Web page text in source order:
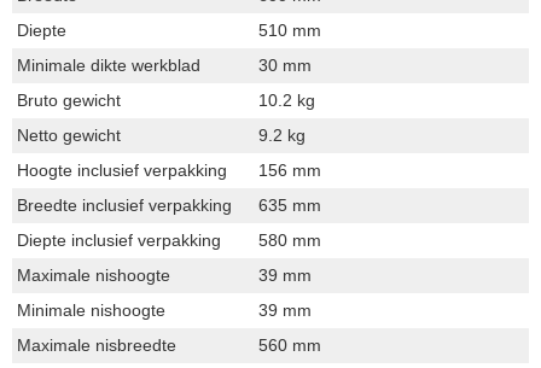
Diepte
510 mm
Minimale dikte werkblad
30 mm
Bruto gewicht
10.2 kg
Netto gewicht
9.2 kg
Hoogte inclusief verpakking
156 mm
Breedte inclusief verpakking
635 mm
Diepte inclusief verpakking
580 mm
Maximale nishoogte
39 mm
Minimale nishoogte
39 mm
Maximale nisbreedte
560 mm